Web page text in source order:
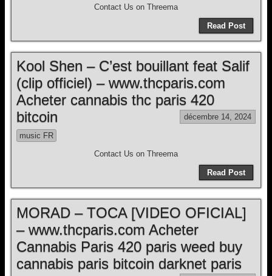
Contact Us on Threema
Read Post
Kool Shen – C’est bouillant feat Salif
(clip officiel) – www.thcparis.com
Acheter cannabis thc paris 420
bitcoin
décembre 14, 2024
music FR
Contact Us on Threema
Read Post
MORAD – TOCA [VIDEO OFICIAL]
– www.thcparis.com Acheter
Cannabis Paris 420 paris weed buy
cannabis paris bitcoin darknet paris